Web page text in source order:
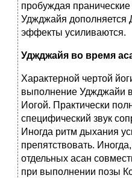
пробуждая
Уджджайя дополняется
эффекты усиливаются.
Уджджайя во время
Характерной чертой
выполнение Уджджайи
Иогой. Практически
специфический звук
Иногда ритм дыхания
препятствовать.
отдельных асан
при выполнении позы